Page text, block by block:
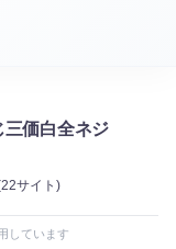
価白全ネジ
サイト)
しています